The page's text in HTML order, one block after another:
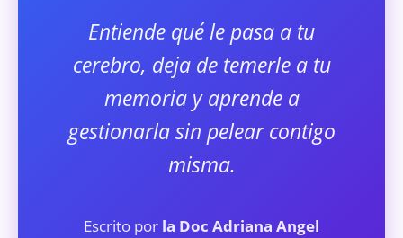
Entiende qué le pasa a tu
cerebro, deja de temerle a tu
memoria y aprende a
gestionarla sin pelear contigo
misma.
Escrito por la Doc Adriana Angel